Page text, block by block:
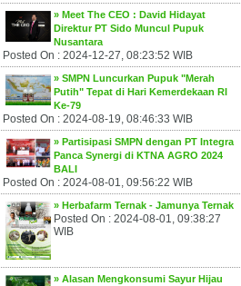
» Meet The CEO : David Hidayat
Direktur PT Sido Muncul Pupuk
Nusantara
Posted On : 2024-12-27, 08:23:52 WIB
» SMPN Luncurkan Pupuk "Merah
Putih" Tepat di Hari Kemerdekaan RI
Ke-79
Posted On : 2024-08-19, 08:46:33 WIB
» Partisipasi SMPN dengan PT Integra
Panca Synergi di KTNA AGRO 2024
BALI
Posted On : 2024-08-01, 09:56:22 WIB
» Herbafarm Ternak - Jamunya Ternak
Posted On : 2024-08-01, 09:38:27
WIB
» Alasan Mengkonsumi Sayur Hijau